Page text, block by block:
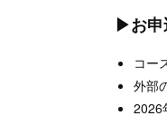
▶お申
コー
外部
2026